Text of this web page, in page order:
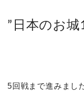
”日本のお城
5回戦まで進みまし